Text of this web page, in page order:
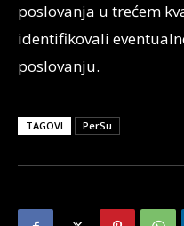
poslovanja u trećem
identifikovali
poslovanju.
TAGOVI PerSu